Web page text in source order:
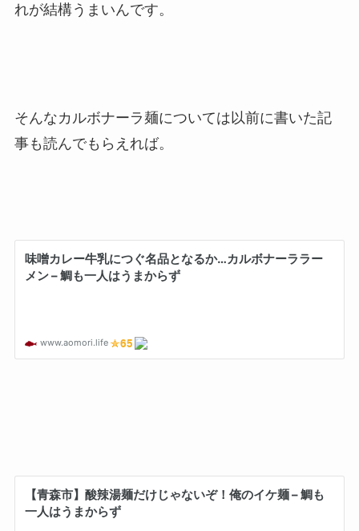
れが結構うまいんです。
そんなカルボナーラ麺については以前に書いた記
事も読んでもらえれば。